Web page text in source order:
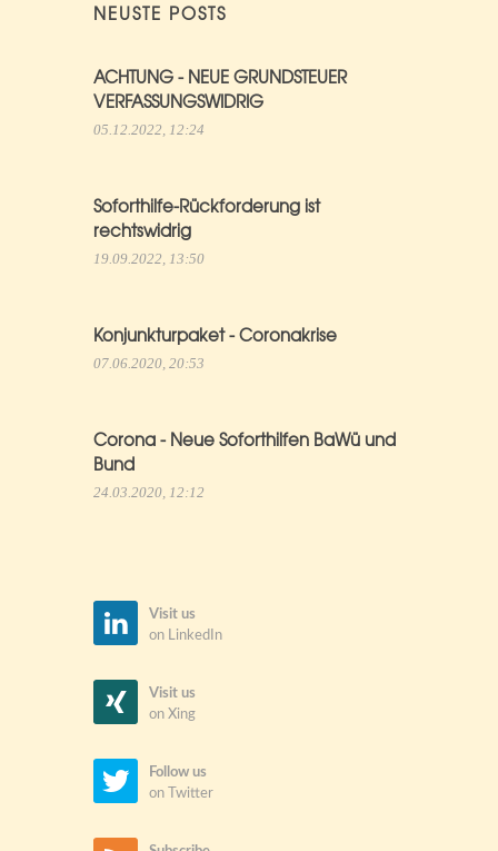
NEUSTE POSTS
ACHTUNG - NEUE GRUNDSTEUER
VERFASSUNGSWIDRIG
05.12.2022, 12:24
Soforthilfe-Rückforderung ist
rechtswidrig
19.09.2022, 13:50
Konjunkturpaket - Coronakrise
07.06.2020, 20:53
Corona - Neue Soforthilfen BaWü und
Bund
24.03.2020, 12:12
Visit us
on LinkedIn
Visit us
on Xing
Follow us
on Twitter